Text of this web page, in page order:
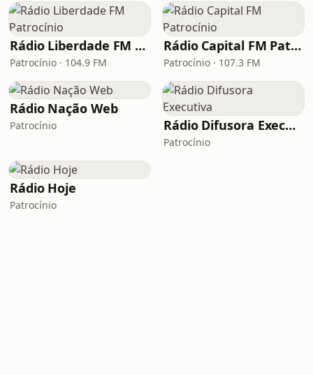
Rádio Liberdade FM Patrocínio
Patrocínio · 104.9 FM
Rádio Capital FM Patrocínio
Patrocínio · 107.3 FM
Rádio Nação Web
Patrocínio Rádio Difusora Executiva
Patrocínio
Rádio Hoje
Patrocínio